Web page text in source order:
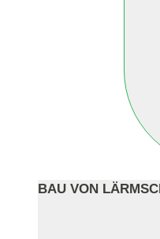
BAU VON